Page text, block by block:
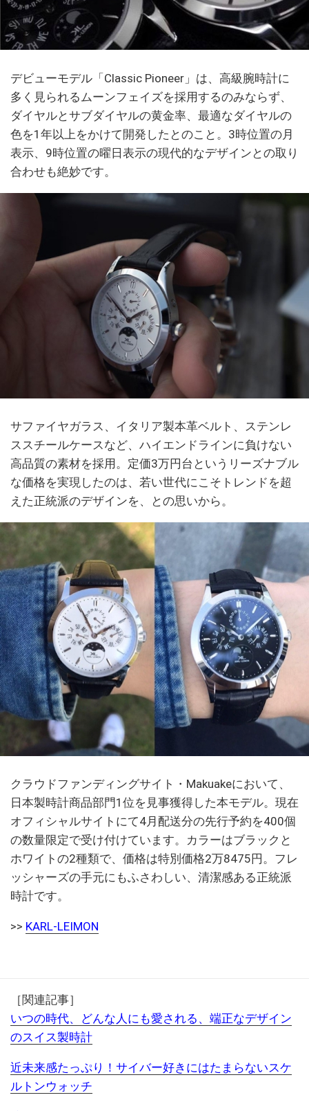
デビューモデル「Classic Pioneer」は、高級腕時計に
多く見られるムーンフェイズを採用するのみならず、
ダイヤルとサブダイヤルの黄金率、最適なダイヤルの
色を1年以上をかけて開発したとのこと。3時位置の月
表示、9時位置の曜日表示の現代的なデザインとの取り
合わせも絶妙です。
サファイヤガラス、イタリア製本革ベルト、ステンレ
ススチールケースなど、ハイエンドラインに負けない
高品質の素材を採用。定価3万円台というリーズナブル
な価格を実現したのは、若い世代にこそトレンドを超
えた正統派のデザインを、との思いから。
クラウドファンディングサイト・Makuakeにおいて、
日本製時計商品部門1位を見事獲得した本モデル。現在
オフィシャルサイトにて4月配送分の先行予約を400個
の数量限定で受け付けています。カラーはブラックと
ホワイトの2種類で、価格は特別価格2万8475円。フレ
ッシャーズの手元にもふさわしい、清潔感ある正統派
時計です。
>> KARL-LEIMON
［関連記事］
いつの時代、どんな人にも愛される、端正なデザイン
のスイス製時計
近未来感たっぷり！サイバー好きにはたまらないスケ
ルトンウォッチ